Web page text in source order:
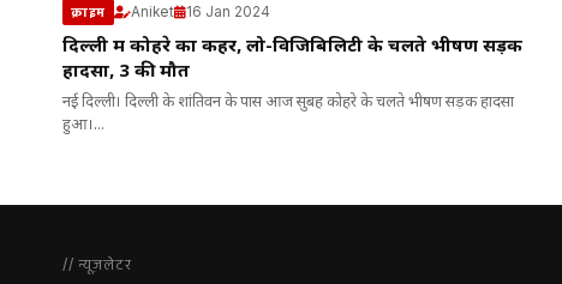
क्राइम Aniket 16 Jan 2024
दिल्ली में कोहरे का कहर, लो-विजिबिलिटी के चलते भीषण सड़क
हादसा, 3 की मौत
नई दिल्ली। दिल्ली के शांतिवन के पास आज सुबह कोहरे के चलते भीषण सड़क हादसा
हुआ।...
// न्यूज़लेटर